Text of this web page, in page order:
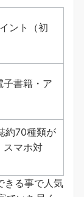
ント（初
子書籍・ア
約70種類が
スマホ対
きる事で人気